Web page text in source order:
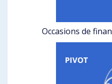
Occasions de